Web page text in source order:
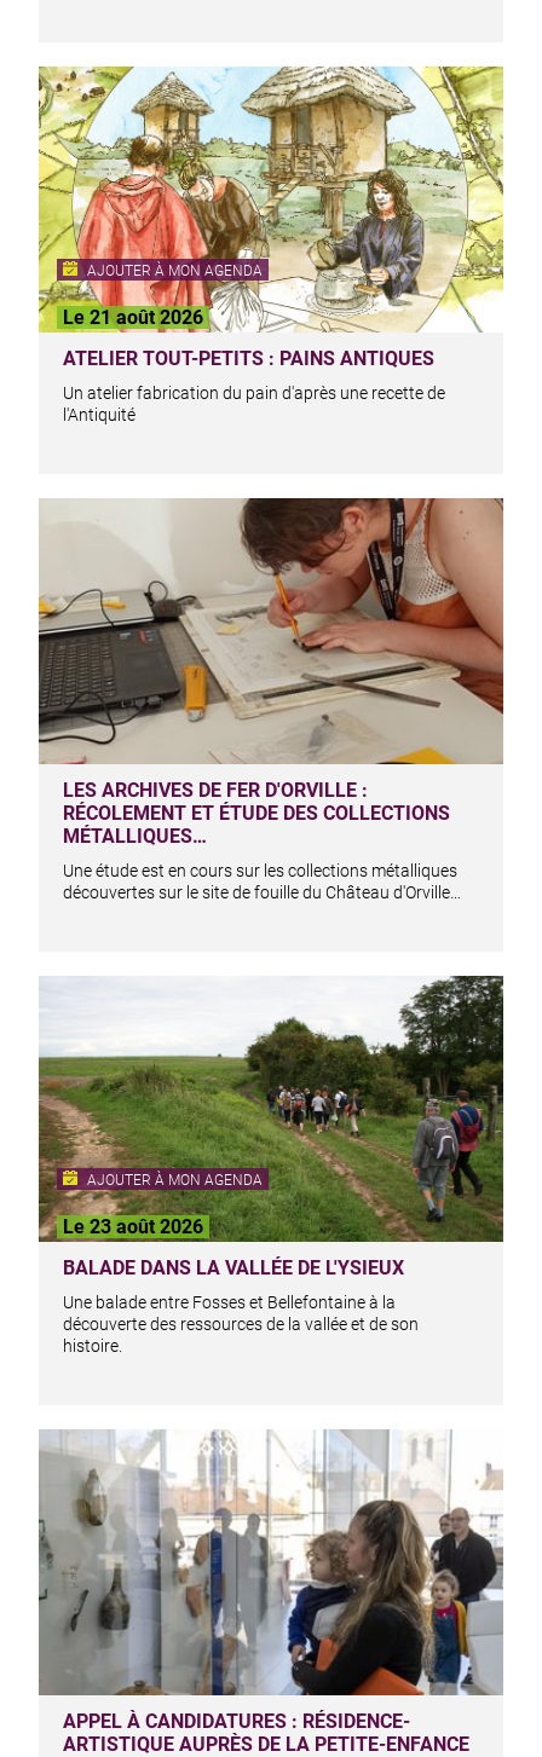
ATELIER TOUT-PETITS : PAINS ANTIQUES
AJOUTER À MON AGENDA
Le 21 août 2026
Un atelier fabrication du pain d'après une recette de
l'Antiquité
LES ARCHIVES DE FER D'ORVILLE :
RÉCOLEMENT ET ÉTUDE DES COLLECTIONS
MÉTALLIQUES…
Une étude est en cours sur les collections métalliques
découvertes sur le site de fouille du Château d'Orville…
BALADE DANS LA VALLÉE DE L'YSIEUX
AJOUTER À MON AGENDA
Le 23 août 2026
Une balade entre Fosses et Bellefontaine à la
découverte des ressources de la vallée et de son
histoire.
APPEL À CANDIDATURES : RÉSIDENCE-
ARTISTIQUE AUPRÈS DE LA PETITE-ENFANCE